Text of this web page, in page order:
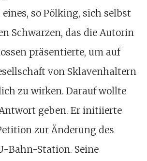
so Pölking, sich selbst
Schwarzen, das die Autorin
präsentierte, um auf
von Sklavenhaltern
zu wirken. Darauf wollte
geben. Er initiierte
zur Änderung des
Bahn-Station. Seine